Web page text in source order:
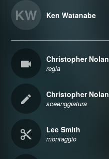
KW Ken Watanabe
Christopher Nolan
regia
Christopher Nolan
sceenggiatura
Lee Smith
montaggio